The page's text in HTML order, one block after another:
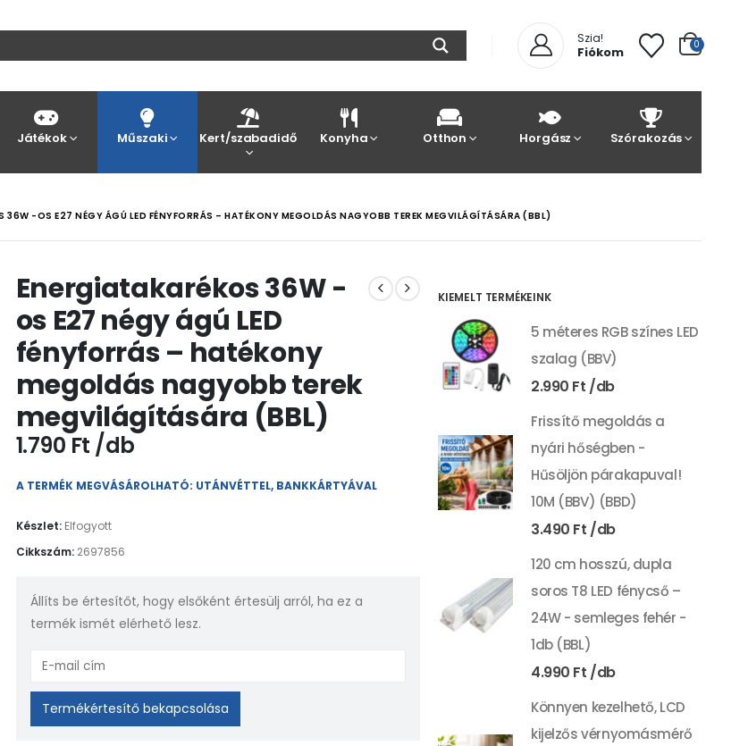
Szia!
Fiókom 0
Játékok Műszaki Kert/szabadidő Konyha Otthon Horgász Szórakozás
36W -OS E27 NÉGY ÁGÚ LED FÉNYFORRÁS – HATÉKONY MEGOLDÁS NAGYOBB TEREK MEGVILÁGÍTÁSÁRA (BBL)
Energiatakarékos 36W -
os E27 négy ágú LED
fényforrás – hatékony
megoldás nagyobb terek
megvilágítására (BBL)
1.790 Ft
A TERMÉK MEGVÁSÁROLHATÓ: UTÁNVÉTTEL, BANKKÁRTYÁVAL
Készlet: Elfogyott
Cikkszám: 2697856
Állíts be értesítőt, hogy elsőként értesülj arról, ha ez a
termék ismét elérhető lesz.
Enter
email
address
Termékértesítő bekapcsolása
KIEMELT TERMÉKEINK
5 méteres RGB színes LED
szalag (BBV)
2.990 Ft
Frissítő megoldás a
nyári hőségben -
Hűsöljön párakapuval!
10M (BBV) (BBD)
3.490 Ft
120 cm hosszú, dupla
soros T8 LED fénycső –
24W - semleges fehér -
1db (BBL)
4.990 Ft
Könnyen kezelhető, LCD
kijelzős vérnyomásmérő